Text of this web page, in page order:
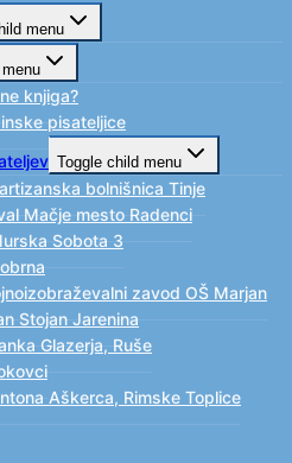
menu
knjiga?
pisateljice
Toggle child menu
bolnišnica Tinje
Mačje mesto Radenci
Sobota 3
zavod OŠ Marjan
Stojan Jarenina
Glazerja, Ruše
Aškerca, Rimske Toplice